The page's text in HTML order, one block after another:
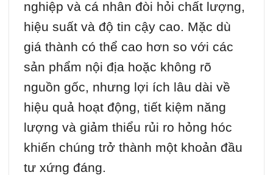
nghiệp và cá nhân đòi hỏi chất lượng,
hiệu suất và độ tin cậy cao. Mặc dù
giá thành có thể cao hơn so với các
sản phẩm nội địa hoặc không rõ
nguồn gốc, nhưng lợi ích lâu dài về
hiệu quả hoạt động, tiết kiệm năng
lượng và giảm thiểu rủi ro hỏng hóc
khiến chúng trở thành một khoản đầu
tư xứng đáng.